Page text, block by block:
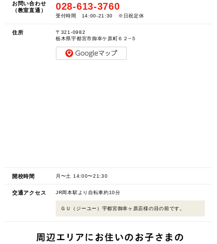
お問い合わせ
（教室直通）
028-613-3760
受付時間 14:00-21:30 ※日祝定休
住所
〒321-0982
栃木県宇都宮市御幸ケ原町６２−５
開校時間 月〜土 14:00〜21:30
交通アクセス JR岡本駅より自転車約10分
ＧＵ（ジーユー）宇都宮御幸ヶ原店様の目の前です。